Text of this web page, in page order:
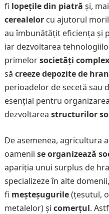
fi lopețile din piatră și,
cerealelorcu ajutorul
au îmbunătățit eficiența și
iar dezvoltarea
primelorsocietăți
să creeze depozite de
perioadelor de secetă sau
esențial pentru
dezvoltarea structurilor
De asemenea, agricultura
oamenii se organizează
apariția unui surplus de
specializeze în alte
fi meșteșugurile(țesutul,
metalelor) și comerțul.